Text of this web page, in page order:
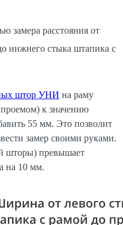
замера расстояния от
нижнего стыка штапика с
штор УНИ на раму
к значению
55 мм. Это позволит
замер своими руками.
шторы) превышает
на 10 мм.